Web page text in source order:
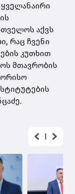
ყველანაირი
აქვს
რაც ჩვენი
კუთხით
მთავრობის